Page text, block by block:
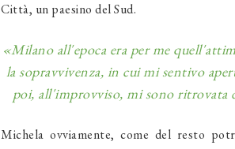
Città, un paesino del Sud.
«Milano all'epoca era per me
la sopravvivenza, in cui mi sentivo
poi, all'improvviso, mi sono ritrovata
Michela ovviamente, come del resto